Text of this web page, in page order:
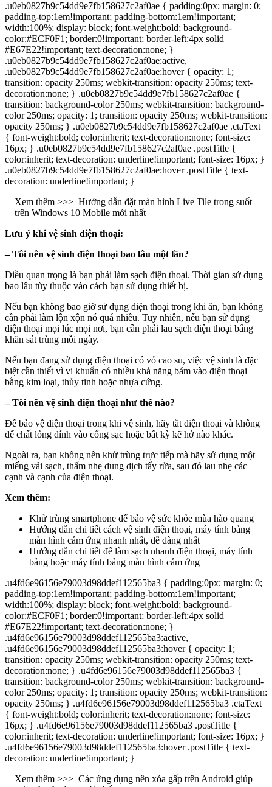
.u0eb0827b9c54dd9e7fb158627c2af0ae { padding:0px; margin: 0;
padding-top:1em!important; padding-bottom:1em!important;
width:100%; display: block; font-weight:bold; background-
color:#ECF0F1; border:0!important; border-left:4px solid
#E67E22!important; text-decoration:none; }
.u0eb0827b9c54dd9e7fb158627c2af0ae:active,
.u0eb0827b9c54dd9e7fb158627c2af0ae:hover { opacity: 1;
transition: opacity 250ms; webkit-transition: opacity 250ms; text-
decoration:none; } .u0eb0827b9c54dd9e7fb158627c2af0ae {
transition: background-color 250ms; webkit-transition: background-
color 250ms; opacity: 1; transition: opacity 250ms; webkit-transition:
opacity 250ms; } .u0eb0827b9c54dd9e7fb158627c2af0ae .ctaText
{ font-weight:bold; color:inherit; text-decoration:none; font-size:
16px; } .u0eb0827b9c54dd9e7fb158627c2af0ae .postTitle {
color:inherit; text-decoration: underline!important; font-size: 16px; }
.u0eb0827b9c54dd9e7fb158627c2af0ae:hover .postTitle { text-
decoration: underline!important; }
Xem thêm >>> Hướng dẫn đặt màn hình Live Tile trong suốt
trên Windows 10 Mobile mới nhất
Lưu ý khi vệ sinh điện thoại:
– Tôi nên vệ sinh điện thoại bao lâu một lần?
Điều quan trọng là bạn phải làm sạch điện thoại. Thời gian sử dụng
bao lâu tùy thuộc vào cách bạn sử dụng thiết bị.
Nếu bạn không bao giờ sử dụng điện thoại trong khi ăn, bạn không
cần phải làm lộn xộn nó quá nhiều. Tuy nhiên, nếu bạn sử dụng
điện thoại mọi lúc mọi nơi, bạn cần phải lau sạch điện thoại bằng
khăn sát trùng mỗi ngày.
Nếu bạn đang sử dụng điện thoại có vỏ cao su, việc vệ sinh là đặc
biệt cần thiết vì vi khuẩn có nhiều khả năng bám vào điện thoại
bằng kim loại, thủy tinh hoặc nhựa cứng.
– Tôi nên vệ sinh điện thoại như thế nào?
Để bảo vệ điện thoại trong khi vệ sinh, hãy tắt điện thoại và không
để chất lỏng dính vào cổng sạc hoặc bất kỳ kẽ hở nào khác.
Ngoài ra, bạn không nên khử trùng trực tiếp mà hãy sử dụng một
miếng vải sạch, thấm nhẹ dung dịch tẩy rửa, sau đó lau nhẹ các
cạnh và cạnh của điện thoại.
Xem thêm:
Khử trùng smartphone để bảo vệ sức khỏe mùa hào quang
Hướng dẫn chi tiết cách vệ sinh điện thoại, máy tính bảng
màn hình cảm ứng nhanh nhất, dễ dàng nhất
Hướng dẫn chi tiết để làm sạch nhanh điện thoại, máy tính
bảng hoặc máy tính bảng màn hình cảm ứng
.u4fd6e96156e79003d98ddef112565ba3 { padding:0px; margin: 0;
padding-top:1em!important; padding-bottom:1em!important;
width:100%; display: block; font-weight:bold; background-
color:#ECF0F1; border:0!important; border-left:4px solid
#E67E22!important; text-decoration:none; }
.u4fd6e96156e79003d98ddef112565ba3:active,
.u4fd6e96156e79003d98ddef112565ba3:hover { opacity: 1;
transition: opacity 250ms; webkit-transition: opacity 250ms; text-
decoration:none; } .u4fd6e96156e79003d98ddef112565ba3 {
transition: background-color 250ms; webkit-transition: background-
color 250ms; opacity: 1; transition: opacity 250ms; webkit-transition:
opacity 250ms; } .u4fd6e96156e79003d98ddef112565ba3 .ctaText
{ font-weight:bold; color:inherit; text-decoration:none; font-size:
16px; } .u4fd6e96156e79003d98ddef112565ba3 .postTitle {
color:inherit; text-decoration: underline!important; font-size: 16px; }
.u4fd6e96156e79003d98ddef112565ba3:hover .postTitle { text-
decoration: underline!important; }
Xem thêm >>> Các ứng dụng nên xóa gấp trên Android giúp